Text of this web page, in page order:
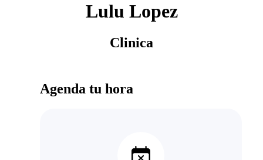
Lulu Lopez
Clinica
Agenda tu hora